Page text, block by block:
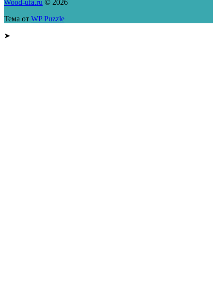
Wood-ufa.ru © 2026
Тема от WP Puzzle
➤